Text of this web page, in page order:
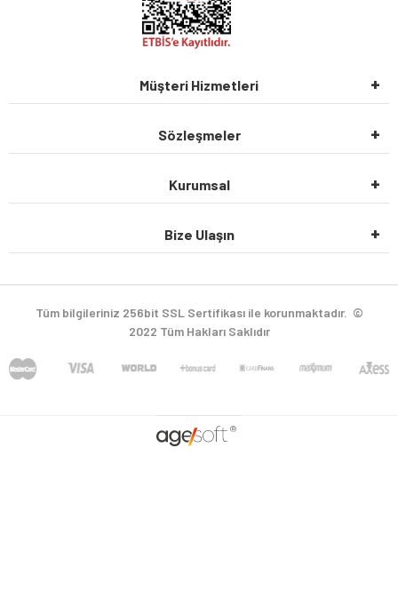
Müşteri Hizmetleri
Sözleşmeler
Kurumsal
Bize Ulaşın
Tüm bilgileriniz 256bit SSL Sertifikası ile korunmaktadır. ©
2022 Tüm Hakları Saklıdır